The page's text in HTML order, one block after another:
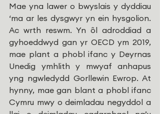
Mae yna lawer o bwyslais y dyddiau
‘ma ar les dysgwyr yn ein hysgolion.
Ac wrth reswm. Yn ôl adroddiad a
gyhoeddwyd gan yr OECD ym 2019,
mae plant a phobl ifanc y Deyrnas
Unedig ymhlith y mwyaf anhapus
yng ngwledydd Gorllewin Ewrop. At
hynny, mae gan blant a phobl ifanc
Cymru mwy o deimladau negyddol a